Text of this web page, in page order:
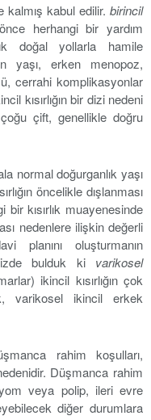
kabul edilir. birincil
herhangi bir yardım
doğal yollarla hamile
yaşı, erken menopoz,
cerrahi komplikasyonlar
kısırlığın bir dizi nedeni
çoğu çift, genellikle doğru
normal doğurganlık yaşı
öncelikle dışlanması
kısırlık muayenesinde
nedenlere ilişkin değerli
planını oluşturmanın
bulduk ki varikosel
ikincil kısırlığın çok
varikosel ikincil erkek
rahim koşulları,
Düşmanca rahim
veya polip, ileri evre
diğer durumlara